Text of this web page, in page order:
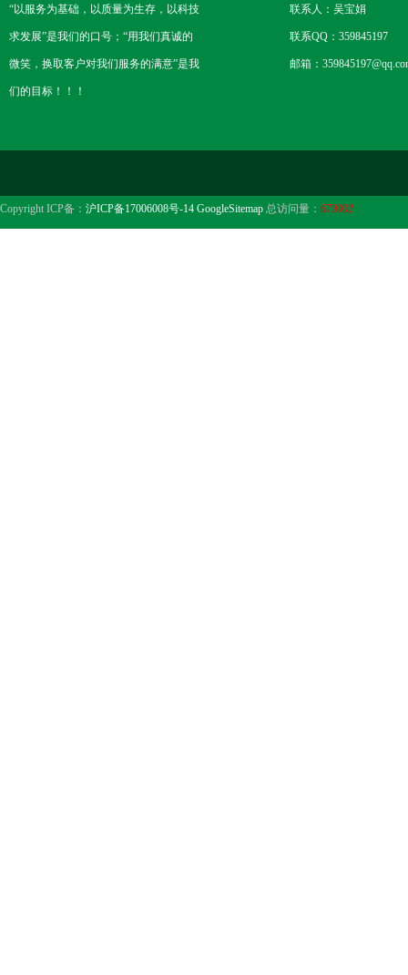
“以服务为基础，以质量为生存，以科技
求发展”是我们的口号；“用我们真诚的
微笑，换取客户对我们服务的满意”是我
们的目标！！！
联系人：吴宝娟
联系QQ：359845197
邮箱：
Copyright ICP备： 沪ICP备17006008号-14 GoogleSitemap 总访问量： 673002